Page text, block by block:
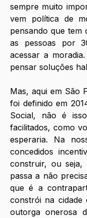
sempre muito
vem política de
pensando que tem
as pessoas por
acessar a
pensar soluções
Mas, aqui em São
foi definido em
Social, não é
facilitados, como
esperaria. Na
concedidos
construir, ou
passa a não
que é a
constrói na cidade
outorga onerosa